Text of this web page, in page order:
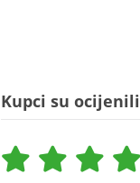
Kupci su ocijenili